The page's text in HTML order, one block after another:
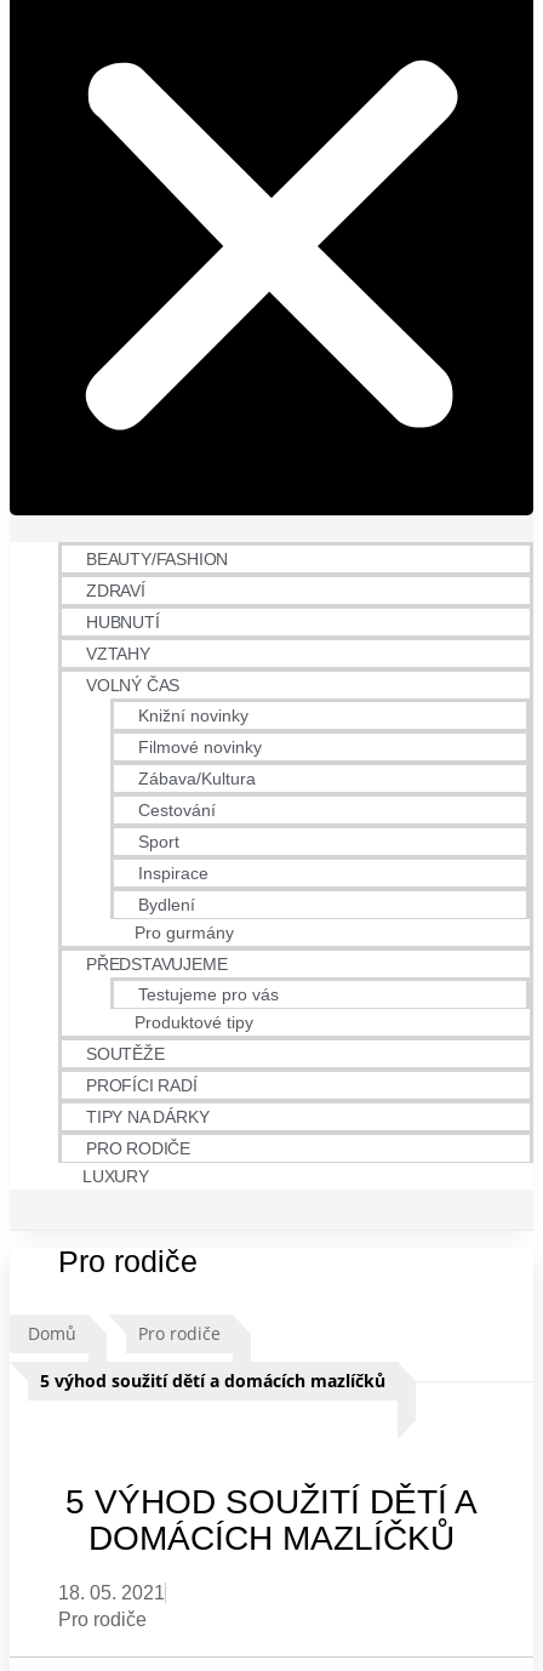
BEAUTY/FASHION
ZDRAVÍ
HUBNUTÍ
VZTAHY
VOLNÝ ČAS
Knižní novinky
Filmové novinky
Zábava/Kultura
Cestování
Sport
Inspirace
Bydlení
Pro gurmány
PŘEDSTAVUJEME
Testujeme pro vás
Produktové tipy
SOUTĚŽE
PROFÍCI RADÍ
TIPY NA DÁRKY
PRO RODIČE
LUXURY
Pro rodiče
Domů Pro rodiče
5 výhod soužití dětí a domácích mazlíčků
5 VÝHOD SOUŽITÍ DĚTÍ A
DOMÁCÍCH MAZLÍČKŮ
18. 05. 2021
Pro rodiče